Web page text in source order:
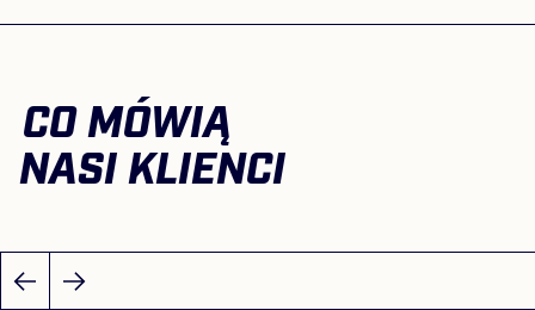
CO MÓWIĄ
NASI KLIENCI